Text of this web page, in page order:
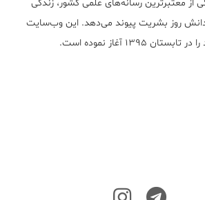
از معتبر‌ترین رسانه‌های علمی کشور، زندگی
دانش روز بشریت پیوند می‌دهد. این وب‌سایت
۱۳۹۵ آغاز نموده است.